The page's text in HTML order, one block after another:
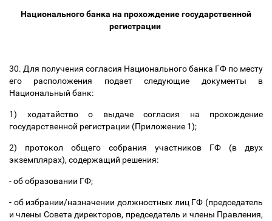
Национального банка на прохождение государственной
регистрации
30. Для получения согласия Национального банка ГФ по месту
его расположения подает следующие документы в
Национальный банк:
1) ходатайство о выдаче согласия на прохождение
государственной регистрации (Приложение 1);
2) протокол общего собрания участников ГФ (в двух
экземплярах), содержащий решения:
- об образовании ГФ;
- об избрании/назначении должностных лиц ГФ (председатель
и члены Совета директоров, председатель и члены Правления,